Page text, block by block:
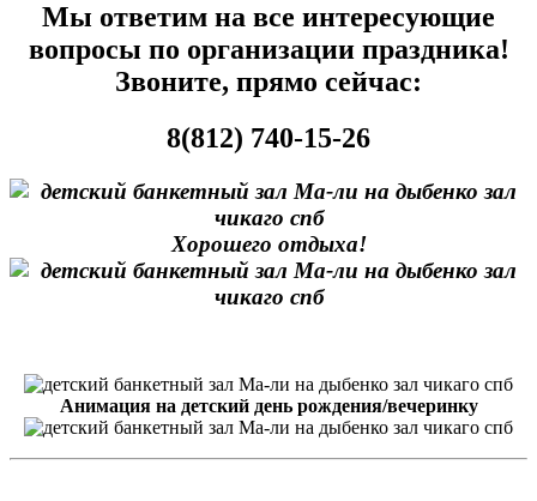
Мы ответим на все интересующие
вопросы по организации праздника!
Звоните, прямо сейчас:
8(812) 740-15-26
Хорошего отдыха!
Анимация на детский день рождения/вечеринку